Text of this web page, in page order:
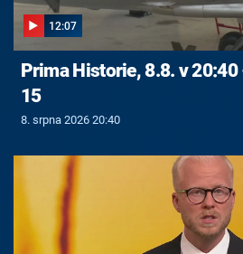
12:07
Prima Historie, 8.8. v
15
8. srpna 2026 20:40